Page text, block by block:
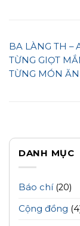
BA LÀNG TH –
TỪNG GIỌT
TỪNG MÓN ĂN
DANH MỤC
Báo chí(20)
Cộng đồng